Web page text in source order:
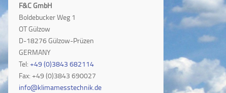
F&C GmbH
Boldebucker Weg 1
OT Gülzow
D-18276 Gülzow-Prüzen
GERMANY
Tel:+49 (0)3843 682114
Fax: +49 (0)3843 690027
info@klimamesstechnik.de